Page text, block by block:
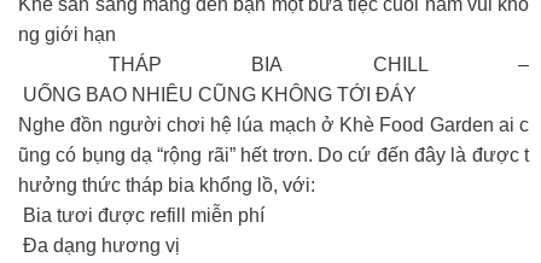
ng giới hạn
THÁP BIA CHILL –
UỐNG BAO NHIÊU CŨNG KHÔNG TỚI ĐÁY
Nghe đồn người chơi hệ lúa mạch ở Khè Food Garden ai c
ũng có bụng dạ “rộng rãi” hết trơn. Do cứ đến đây là được t
hưởng thức tháp bia khổng lồ, với:
Bia tươi được refill miễn phí
Đa dạng hương vị